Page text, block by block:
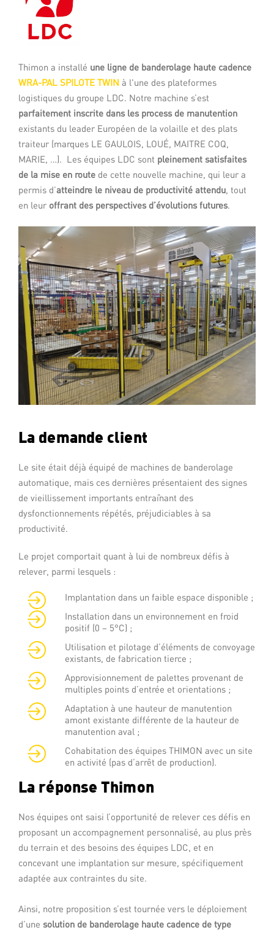
Thimon a installé une ligne de banderolage haute cadence
WRA-PAL SPILOTE TWIN à l'une des plateformes
logistiques du groupe LDC. Notre machine s’est
parfaitement inscrite dans les process de manutention
existants du leader Européen de la volaille et des plats
traiteur (marques LE GAULOIS, LOUÉ, MAITRE COQ,
MARIE, …). Les équipes LDC sont pleinement satisfaites
de la mise en route de cette nouvelle machine, qui leur a
permis d’atteindre le niveau de productivité attendu, tout
en leur offrant des perspectives d’évolutions futures.
La demande client
Le site était déjà équipé de machines de banderolage
automatique, mais ces dernières présentaient des signes
de vieillissement importants entraînant des
dysfonctionnements répétés, préjudiciables à sa
productivité.
Le projet comportait quant à lui de nombreux défis à
relever, parmi lesquels :
Implantation dans un faible espace disponible ;
Installation dans un environnement en froid
positif (0 – 5°C) ;
Utilisation et pilotage d’éléments de convoyage
existants, de fabrication tierce ;
Approvisionnement de palettes provenant de
multiples points d’entrée et orientations ;
Adaptation à une hauteur de manutention
amont existante différente de la hauteur de
manutention aval ;
Cohabitation des équipes THIMON avec un site
en activité (pas d’arrêt de production).
La réponse Thimon
Nos équipes ont saisi l’opportunité de relever ces défis en
proposant un accompagnement personnalisé, au plus près
du terrain et des besoins des équipes LDC, et en
concevant une implantation sur mesure, spécifiquement
adaptée aux contraintes du site.
Ainsi, notre proposition s’est tournée vers le déploiement
d’une solution de banderolage haute cadence de type